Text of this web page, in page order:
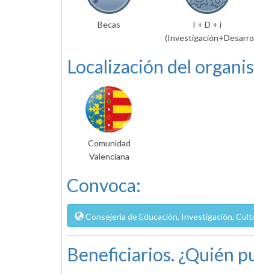
Becas
I + D + i
Localización del
Comunidad
Valenciana
Convoca:
Consejería de Educación, Investigación,
Beneficiarios. ¿Quién